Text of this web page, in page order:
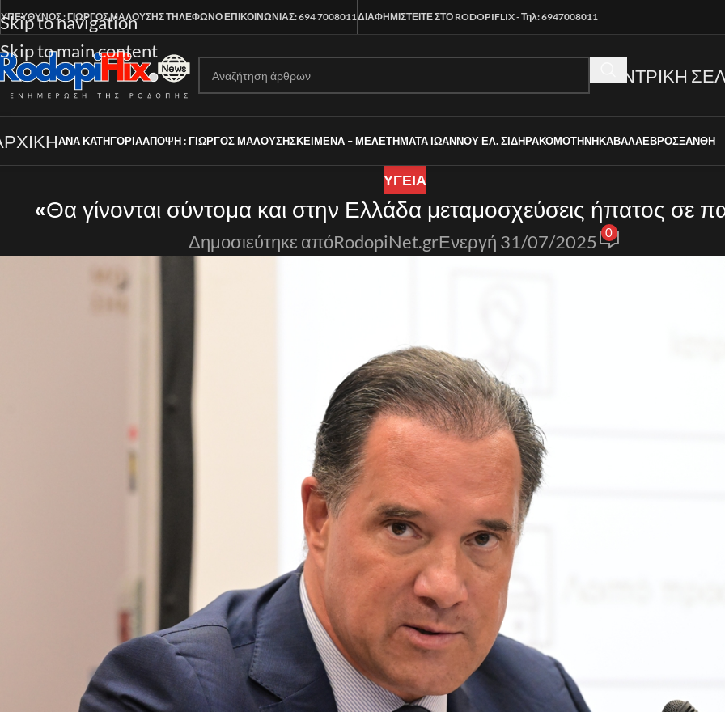
Skip to navigation
Skip to main content
ΥΠΕΥΘΥΝΟΣ : ΓΙΩΡΓΟΣ ΜΑΛΟΥΣΗΣΤΗΛΕΦΩΝΟ ΕΠΙΚΟΙΝΩΝΙΑΣ: 694 7008011ΔΙΑΦΗΜΙΣΤΕΙΤΕ ΣΤΟ RODOPIFLIX - Τηλ: 6947008011
ΚΕΝΤΡΙΚΗ
ΑΝΑ ΚΑΤΗΓΟΡΊΑΑΠΟΨΗ : ΓΙΩΡΓΟΣ ΜΑΛΟΥΣΗΣΚΕΙΜΕΝΑ – ΜΕΛΕΤΗΜΑΤΑ ΙΩΑΝΝΟΥ ΕΛ. ΣΙΔΗΡΑΚΟΜΟΤΗΝΗΚΑΒΑΛΑΕΒΡΟΣΞΑΝΘΗ
ΥΓΕΙΑ
«Θα γίνονται σύντομα και στην Ελλάδα μεταμοσχεύσεις ήπατος σε
Δημοσιεύτηκε απόRodopiNet.grΕνεργή 31/07/2025 0